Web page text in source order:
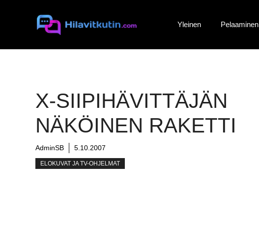
Yleinen Pelaaminen
X-SIIPIHÄVITTÄJÄN
NÄKÖINEN RAKETTI
AdminSB 5.10.2007
ELOKUVAT JA TV-OHJELMAT